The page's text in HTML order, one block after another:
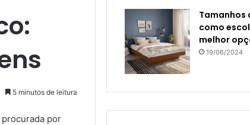
5 minutos de leitura
por
Tamanhos
como
melhor
19/06/2024